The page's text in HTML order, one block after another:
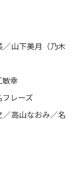
山下美月（乃木
幸
レーズ
高山なおみ／名